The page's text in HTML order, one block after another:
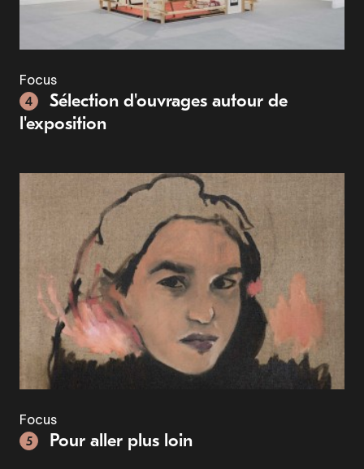
Focus
4
Sélection d'ouvrages autour de
l'exposition
Focus
5
Pour aller plus loin